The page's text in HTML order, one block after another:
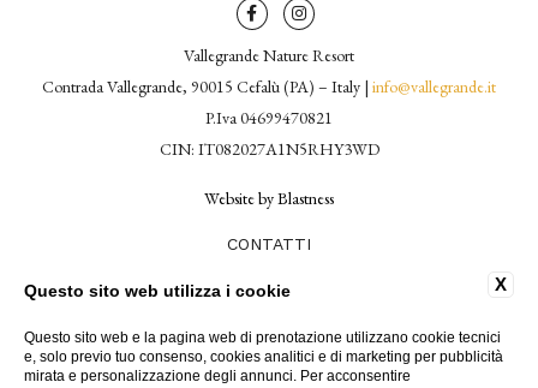
Vallegrande Nature Resort
Contrada Vallegrande, 90015 Cefalù (PA) – Italy | info@vallegrande.it
P.Iva 04699470821
CIN: IT082027A1N5RHY3WD
Website by Blastness
CONTATTI
DATI SOCIETARI
LAVORA CON NOI
ACCESSIBILITÀ
X
Questo sito web utilizza i cookie
Questo sito web e la pagina web di prenotazione utilizzano cookie tecnici
e, solo previo tuo consenso, cookies analitici e di marketing per pubblicità
mirata e personalizzazione degli annunci. Per acconsentire